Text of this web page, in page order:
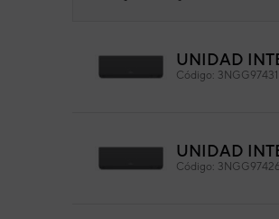
UNIDAD
Código: 3NGG97431
UNIDAD
Código: 3NGG97426